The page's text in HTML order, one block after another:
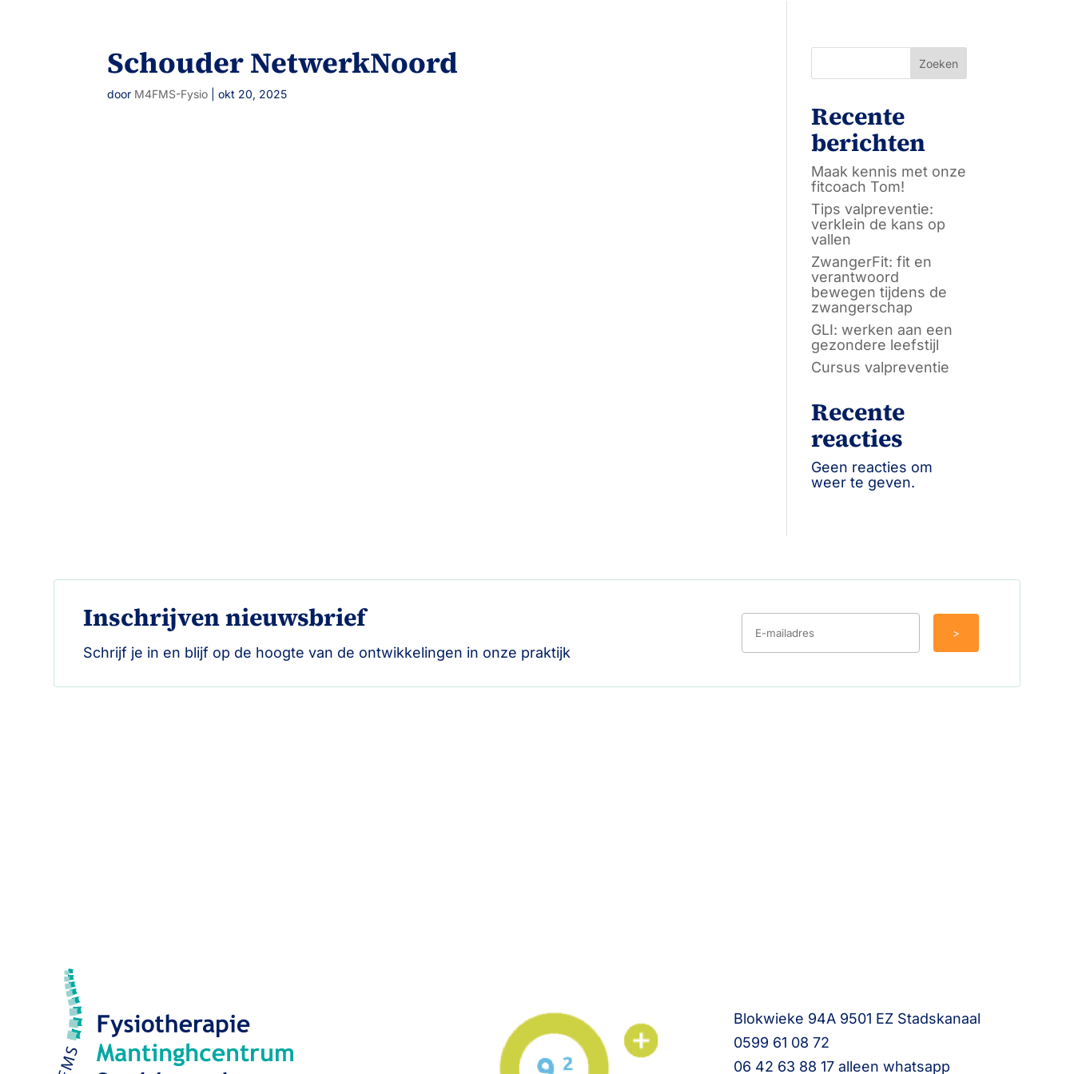
Schouder NetwerkNoord
door M4FMS-Fysio |okt 20, 2025
Zoeken
Recente
berichten
Maak kennis met onze
fitcoach Tom!
Tips valpreventie:
verklein de kans op
vallen
ZwangerFit: fit en
verantwoord
bewegen tijdens de
zwangerschap
GLI: werken aan een
gezondere leefstijl
Cursus valpreventie
Recente
reacties
Geen reacties om
weer te geven.
Inschrijven nieuwsbrief
Schrijf je in en blijf op de hoogte van de ontwikkelingen in onze praktijk
Blokwieke 94A 9501 EZ Stadskanaal
0599 61 08 72
06 42 63 88 17 alleen whatsapp